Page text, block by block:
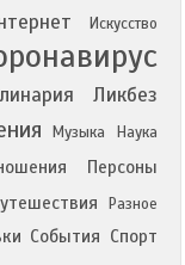
Искусство
Ликбез
Музыка Наука
Персоны
Разное
События Спорт